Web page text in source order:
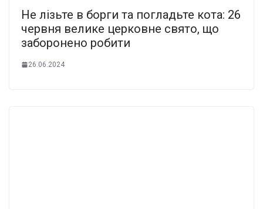
Не лізьте в борги та погладьте кота: 26
червня велике церковне свято, що
заборонено робити
26.06.2024